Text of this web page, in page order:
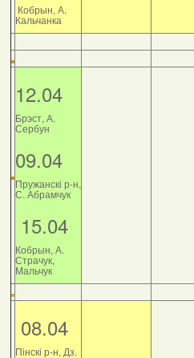
Кобрын, А.
Кальчанка
12.04
Брэст, А.
Сербун
09.04
Пружанскі р-н,
С. Абрамчук
15.04
Кобрын, А.
Страчук,
Мальчук
08.04
Пінскі р-н, Дз.